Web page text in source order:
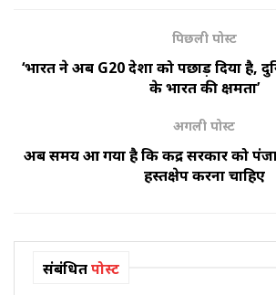
पिछली पोस्ट
‘भारत ने अब G20 देशों को पछाड़ दिया है,
के भारत की क्षमता’
अगली पोस्ट
अब समय आ गया है कि केंद्र सरकार को
हस्तक्षेप करना चाहिए
संबंधितपोस्ट